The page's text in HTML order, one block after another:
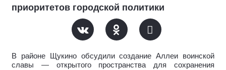
приоритетов городской политики
В районе Щукино обсудили создание Аллеи воинской
славы — открытого пространства для сохранения